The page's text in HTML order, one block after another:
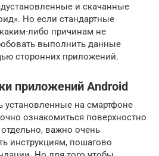
и скачанные
Но если стандартные
либо причинам не
выполнить данные
сторонних приложений.
приложений Android
установленные на смартфоне
ознакомиться поверхностно
важно очень
инструкциям, пошагово